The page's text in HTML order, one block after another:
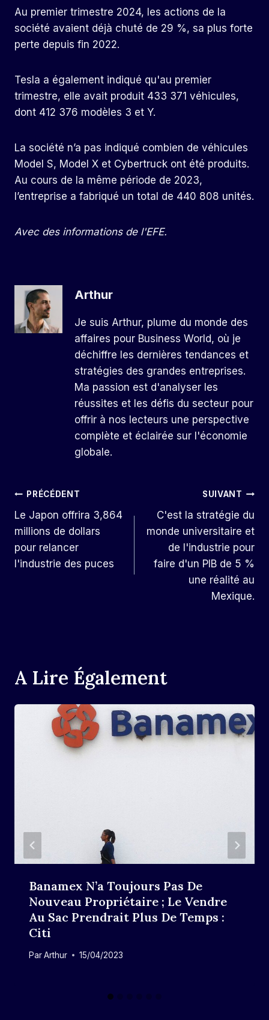
Au premier trimestre 2024, les actions de la
société avaient déjà chuté de 29 %, sa plus forte
perte depuis fin 2022.
Tesla a également indiqué qu'au premier
trimestre, elle avait produit 433 371 véhicules,
dont 412 376 modèles 3 et Y.
La société n’a pas indiqué combien de véhicules
Model S, Model X et Cybertruck ont ​​été produits.
Au cours de la même période de 2023,
l’entreprise a fabriqué un total de 440 808 unités.
Avec des informations de l'EFE.
Arthur
Je suis Arthur, plume du monde des
affaires pour Business World, où je
déchiffre les dernières tendances et
stratégies des grandes entreprises.
Ma passion est d'analyser les
réussites et les défis du secteur pour
offrir à nos lecteurs une perspective
complète et éclairée sur l'économie
globale.
Navigation
De
L’article
PRÉCÉDENT
Le Japon offrira 3,864
millions de dollars
pour relancer
l'industrie des puces
SUIVANT
C'est la stratégie du
monde universitaire et
de l'industrie pour
faire d'un PIB de 5 %
une réalité au
Mexique.
A Lire Également
Banamex N’a Toujours Pas De
Nouveau Propriétaire ; Le Vendre
Au Sac Prendrait Plus De Temps :
Citi
ParArthur 15/04/2023